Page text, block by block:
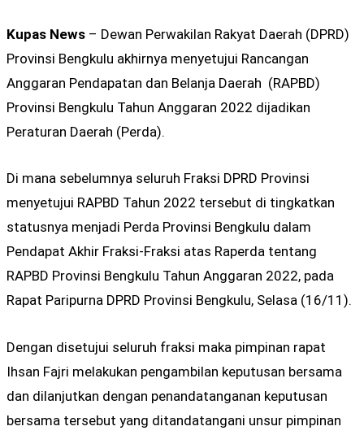
Kupas News – Dewan Perwakilan Rakyat Daerah (DPRD)
Provinsi Bengkulu akhirnya menyetujui Rancangan
Anggaran Pendapatan dan Belanja Daerah (RAPBD)
Provinsi Bengkulu Tahun Anggaran 2022 dijadikan
Peraturan Daerah (Perda).
Di mana sebelumnya seluruh Fraksi DPRD Provinsi
menyetujui RAPBD Tahun 2022 tersebut di tingkatkan
statusnya menjadi Perda Provinsi Bengkulu dalam
Pendapat Akhir Fraksi-Fraksi atas Raperda tentang
RAPBD Provinsi Bengkulu Tahun Anggaran 2022, pada
Rapat Paripurna DPRD Provinsi Bengkulu, Selasa (16/11).
Dengan disetujui seluruh fraksi maka pimpinan rapat
Ihsan Fajri melakukan pengambilan keputusan bersama
dan dilanjutkan dengan penandatanganan keputusan
bersama tersebut yang ditandatangani unsur pimpinan